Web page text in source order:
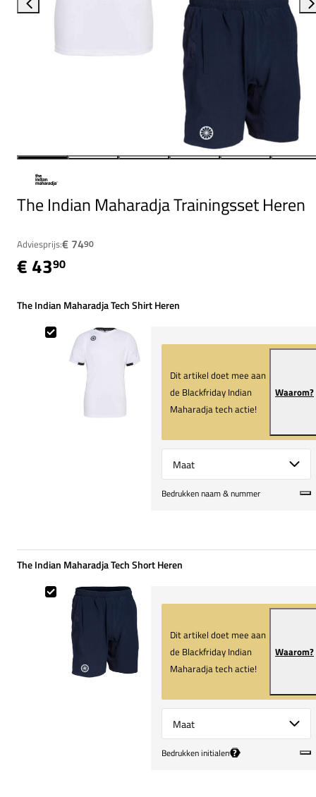
The Indian Maharadja Trainingsset Heren
Adviesprijs:€ 7490
€ 4390
The Indian Maharadja Tech Shirt Heren
Dit artikel doet mee aan
de Blackfriday Indian
Maharadja tech actie!
Waarom?
Select {option} for {name}
Bedrukken naam & nummer
The Indian Maharadja Tech Shirt Heren
The Indian Maharadja Tech Short Heren
Dit artikel doet mee aan
de Blackfriday Indian
Maharadja tech actie!
Waarom?
Select {option} for {name}
Bedrukken initialen ?
The Indian Maharadja Tech Short Heren